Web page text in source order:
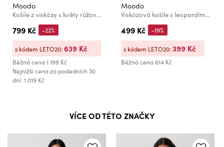
Moodo
Košile z viskózy s květy růžová Moodo
799 Kč
Běžná cena1 199 Kč
Nejnižší cena za posledních 30
dní: 1 019 Kč
-22%
s kódem LETO20:639 Kč
Moodo
Viskózová košile s leopardím vzorem růžová Moodo
499 Kč
Běžná cena614 Kč
-19%
s kódem LETO20:399 Kč
VÍCE OD TÉTO ZNAČKY